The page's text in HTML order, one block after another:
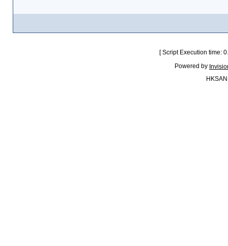
[ Script Execution time:
Powered by